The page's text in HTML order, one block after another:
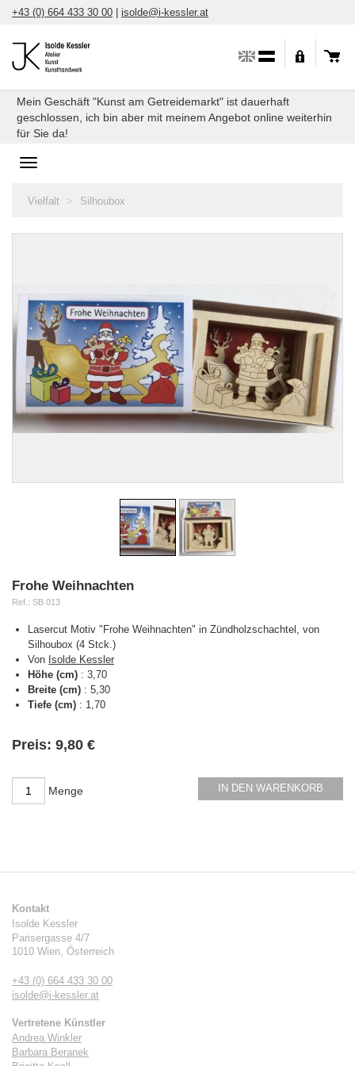
Direkt
+43 (0) 664 433 30 00 | isolde@i-kessler.at
Mein Geschäft "Kunst am Getreidemarkt" ist dauerhaft
geschlossen, ich bin aber mit meinem Angebot online weiterhin
für Sie da!
Toggle
Sie
Vielfalt Silhoubox
Frohe Weihnachten
Ref.: SB 013
Lasercut Motiv "Frohe Weihnachten" in Zündholzschachtel, von
Silhoubox (4 Stck.)
Von Isolde Kessler
Höhe (cm) :3,70
Breite (cm) :5,30
Tiefe (cm) : 1,70
Verfügbarkeit:
Preis: 9,80 €
Menge IN DEN WARENKORB
Kontakt
Isolde Kessler
Parisergasse 4/7
1010 Wien, Österreich
+43 (0) 664 433 30 00
isolde@i-kessler.at
Vertretene Künstler
Andrea Winkler
Barbara Beranek